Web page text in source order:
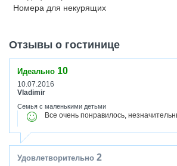
Номера для некурящих
Отзывы о гостинице
Идеально 10
10.07.2016
Vladimir
Семья с маленькими детьми
Все очень понравилось,
Удовлетворительно 2